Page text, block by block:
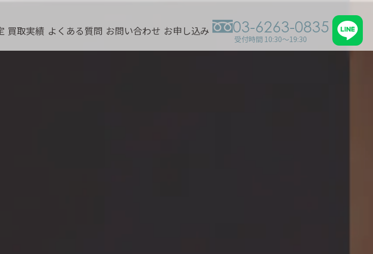
買取実績 よくある質問 お問い合わせ お申し込み 03-6263-0835
受付時間 10:30～19:30